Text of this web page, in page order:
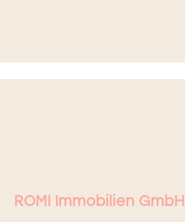
ROMI Immobilien GmbH